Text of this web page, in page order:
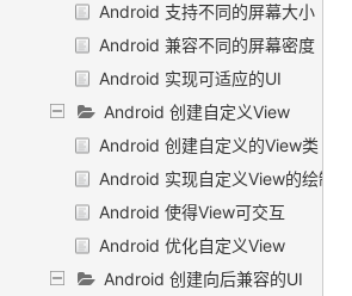
Android 支持不同的屏幕大小
Android 兼容不同的屏幕密度
Android 实现可适应的UI
Android 创建自定义View
Android 创建自定义的View类
Android 实现自定义View的绘制
Android 使得View可交互
Android 优化自定义View
Android 创建向后兼容的UI